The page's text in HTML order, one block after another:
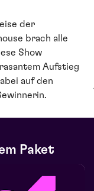
der
brach alle
Show
Aufstieg
auf den
Paket